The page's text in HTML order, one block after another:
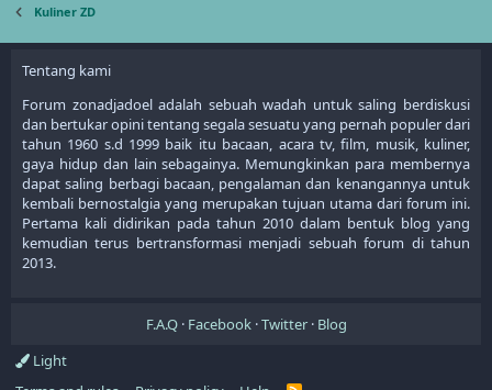
:
Kuliner ZD
Tentang kami
Forum zonadjadoel adalah sebuah wadah untuk saling berdiskusi
dan bertukar opini tentang segala sesuatu yang pernah populer dari
tahun 1960 s.d 1999 baik itu bacaan, acara tv, film, musik, kuliner,
gaya hidup dan lain sebagainya. Memungkinkan para membernya
dapat saling berbagi bacaan, pengalaman dan kenangannya untuk
kembali bernostalgia yang merupakan tujuan utama dari forum ini.
Pertama kali didirikan pada tahun 2010 dalam bentuk blog yang
kemudian terus bertransformasi menjadi sebuah forum di tahun
2013.
F.A.Q Facebook Twitter Blog
Light